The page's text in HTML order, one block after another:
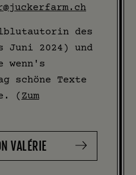
des
Juni 2024) und
wenn's
schöne Texte
( Zum
VALÉRIE